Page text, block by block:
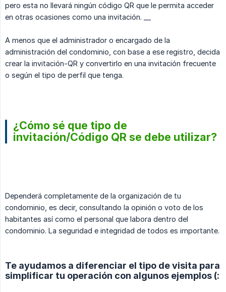
pero esta no llevará ningún código QR que le permita acceder
en otras ocasiones como una invitación. __
A menos que el administrador o encargado de la
administración del condominio, con base a ese registro, decida
crear la invitación-QR y convertirlo en una invitación frecuente
o según el tipo de perfil que tenga.
¿Cómo sé que tipo de
invitación/Código QR se debe utilizar?
Dependerá completamente de la organización de tu
condominio, es decir, consultando la opinión o voto de los
habitantes así como el personal que labora dentro del
condominio. La seguridad e integridad de todos es importante.
Te ayudamos a diferenciar el tipo de visita para
simplificar tu operación con algunos ejemplos (: